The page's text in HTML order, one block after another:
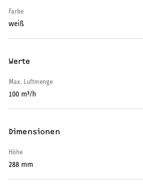
Kochendwassergeräte
LÜFTEN
Lüftungsanlagen
Farbe
weiß
Werte
Max. Luftmenge
100 m³/h
Dimensionen
Höhe
288 mm